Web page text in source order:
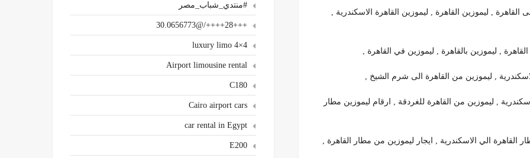
, ليموزين القاهرة , ليموزين القاهرة الاسكندرية ,
, ليموزين بالقاهرة , ليموزين في القاهرة ,
, ليموزين من القاهرة الى شرم الشيخ ,
, ليموزين من القاهرة للغردقة , ارقام ليموزين مطار
القاهرة الي الاسكندرية , ايجار ليموزين من مطار القاهرة ,
#منتدي_شباب_مصر
+++28++++/@30.0656773
4×4 luxury limo
Airport limousine rental
C180
Cairo airport cars
car rental in Egypt
E200